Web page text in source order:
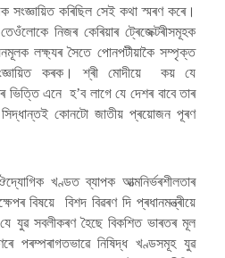
কৰিছিল সেই কথা স্মৰণ কৰে।
নিজৰ কেৰিয়াৰ ট্ৰেজেক্টৰীসমূহক
লক্ষ্যৰ সৈতে পোনপটীয়াকৈ সম্পৃক্ত
কৰক। শ্ৰী মোদীয়ে কয় যে
এনে হ’ব লাগে যে দেশৰ বাবে তাৰ
কোনটো জাতীয় প্ৰয়োজন পূৰণ
খণ্ডত ব্যাপক আত্মনিৰ্ভৰশীলতাৰ
বিষয়ে বিশদ বিৱৰণ দি প্ৰধানমন্ত্ৰীয়ে
সবলীকৰণ হৈছে বিকশিত ভাৰতৰ মূল
পৰম্পৰাগতভাৱে নিষিদ্ধ খণ্ডসমূহ যুৱ